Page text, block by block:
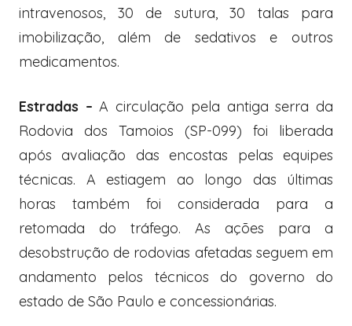
intravenosos, 30 de sutura, 30 talas para
imobilização, além de sedativos e outros
medicamentos.
Estradas –A circulação pela antiga serra da
Rodovia dos Tamoios (SP-099) foi liberada
após avaliação das encostas pelas equipes
técnicas. A estiagem ao longo das últimas
horas também foi considerada para a
retomada do tráfego. As ações para a
desobstrução de rodovias afetadas seguem em
andamento pelos técnicos do governo do
estado de São Paulo e concessionárias.